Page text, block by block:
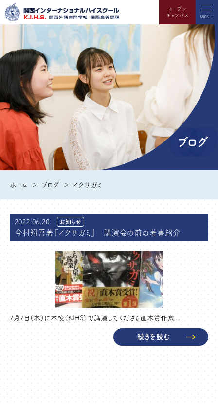
オープン
キャンパス
MENU
ブログ
ホーム ブログ イクサガミ
2022.06.20 お知らせ
今村翔吾著『イクサガミ』 講演会の前の著書紹介
7月7日（木）に本校（KIHS）で講演してくださる直木賞作家...
続きを読む